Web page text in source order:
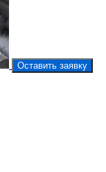
Оставить заявку